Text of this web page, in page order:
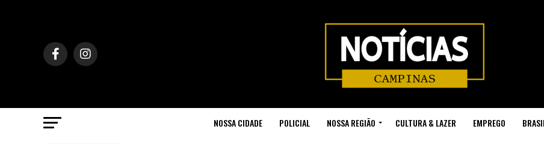
NOSSA CIDADE POLICIAL NOSSA REGIÃO CULTURA & LAZER EMPREGO